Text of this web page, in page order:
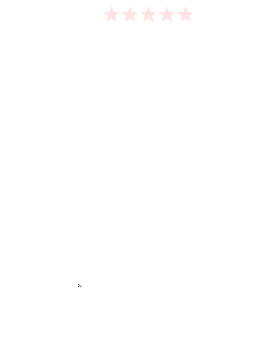
1 מתוך 5 כוכבים 2 מתוך 5 כוכבים 3 מתוך 5 כוכבים 4 מתוך 5 כוכבים